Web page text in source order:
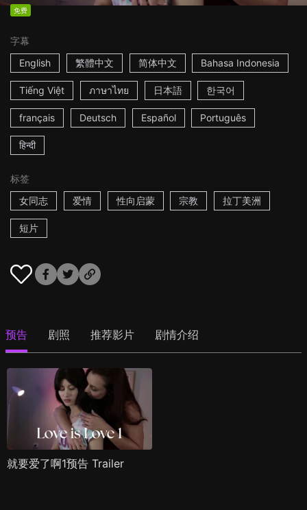
免费
字幕
English
繁體中文 简体中文 Bahasa Indonesia
Tiếng Việt ภาษาไทย 日本語 한국어
français Deutsch Español Português
हिन्दी
标签
女同志
爱情 性向启蒙 宗教 拉丁美洲
短片
预告 剧照 推荐影片 剧情介绍
就要爱了啊1预告 Trailer